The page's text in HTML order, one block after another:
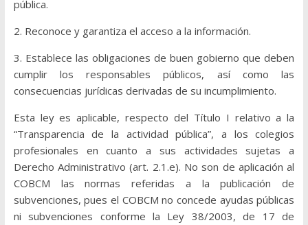
pública.
2. Reconoce y garantiza el acceso a la información.
3. Establece las obligaciones de buen gobierno que deben
cumplir los responsables públicos, así como las
consecuencias jurídicas derivadas de su incumplimiento.
Esta ley es aplicable, respecto del Título I relativo a la
“Transparencia de la actividad pública”, a los colegios
profesionales en cuanto a sus actividades sujetas a
Derecho Administrativo (art. 2.1.e). No son de aplicación al
COBCM las normas referidas a la publicación de
subvenciones, pues el COBCM no concede ayudas públicas
ni subvenciones conforme la Ley 38/2003, de 17 de